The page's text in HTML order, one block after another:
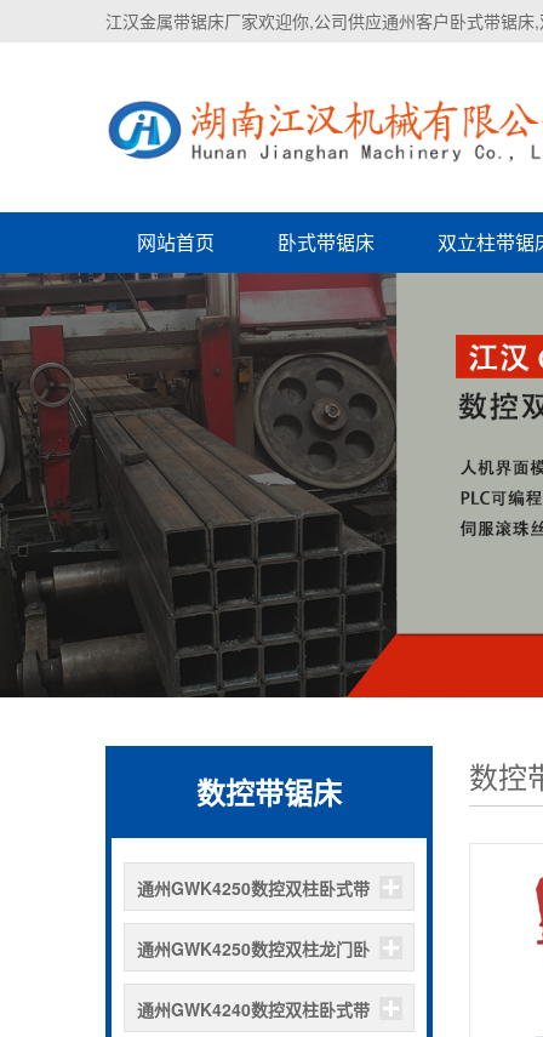
江汉金属带锯床厂家欢迎你,公司供应通州客户卧式带锯
网站首页 卧式带锯床 双立柱带锯
数控带锯床
通州GWK4250数控双柱卧式带
锯床
通州GWK4250数控双柱龙门卧
式带锯床
通州GWK4240数控双柱卧式带
数控